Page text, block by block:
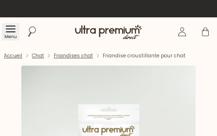
Menu Rechercher Accueil Se Panier
Accueil Chat Friandises chat Friandise croustillante pour chat